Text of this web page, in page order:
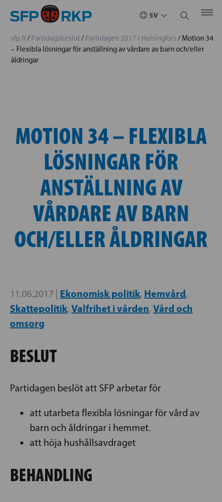
sfp.fi / Partidagsbeslut/ Partidagen 2017 i Helsingfors / Motion 34
– Flexibla lösningar för anställning av vårdare av barn och/eller
åldringar
MOTION 34 – FLEXIBLA
LÖSNINGAR FÖR
ANSTÄLLNING AV
VÅRDARE AV BARN
OCH/ELLER ÅLDRINGAR
11.06.2017 | Ekonomisk politik, Hemvård,
Skattepolitik, Valfrihet i vården, Vård och
omsorg
BESLUT
Partidagen beslöt att SFP arbetar för
att utarbeta flexibla lösningar för vård av
barn och åldringar i hemmet.
att höja hushållsavdraget
BEHANDLING